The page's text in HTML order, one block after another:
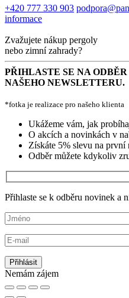
+420 777 330 903
informace
Zvažujete nákup pergoly
nebo zimní zahrady?
PŘIHLASTE SE NA ODBĚR
NAŠEHO NEWSLETTERU.
*fotka je realizace pro našeho klienta
Ukážeme vám, jak
O akcích a novinkách v
Získáte 5% slevu na první
Odběr můžete kdykoliv
Přihlaste se k odběru novinek a
Nemám zájem